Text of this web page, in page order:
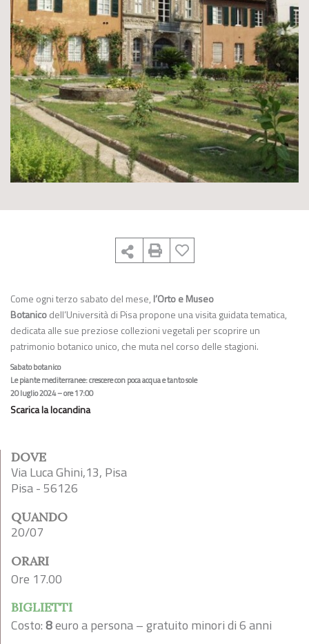
Come ogni terzo sabato del mese, l’Orto e Museo
Botanicodell’Università di Pisa propone una visita guidata tematica,
dedicata alle sue preziose collezioni vegetali per scoprire un
patrimonio botanico unico, che muta nel corso delle stagioni.
Sabato botanico
Le piante mediterranee: crescere con poca acqua e tanto sole
20 luglio 2024 – ore 17:00
Scarica la locandina
DOVE
Via Luca Ghini,13, Pisa
Pisa - 56126
QUANDO
20/07
ORARI
Ore 17.00
BIGLIETTI
Costo:8euro a persona – gratuito minori di 6 anni